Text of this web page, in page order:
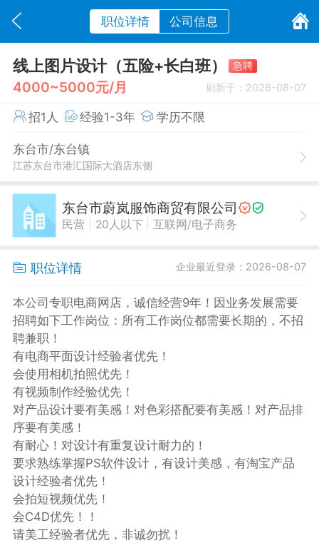
职位详情 公司信息
线上图片设计（五险+长白班） 急聘
4000~5000元/月 刷新于：2026-08-07
招1人 经验1-3年 学历不限
东台市/东台镇
江苏东台市港汇国际大酒店东侧
东台市蔚岚服饰商贸有限公司
民营 20人以下 互联网/电子商务
职位详情 企业最近登录：2026-08-07
本公司专职电商网店，诚信经营9年！因业务发展需要
招聘如下工作岗位：所有工作岗位都需要长期的，不招
聘兼职！
有电商平面设计经验者优先！
会使用相机拍照优先！
有视频制作经验优先！
对产品设计要有美感！对色彩搭配要有美感！对产品排
序要有美感！
有耐心！对设计有重复设计耐力的！
要求熟练掌握PS软件设计，有设计美感，有淘宝产品
设计经验者优先！
会拍短视频优先！
会C4D优先！！
请美工经验者优先，非诚勿扰！